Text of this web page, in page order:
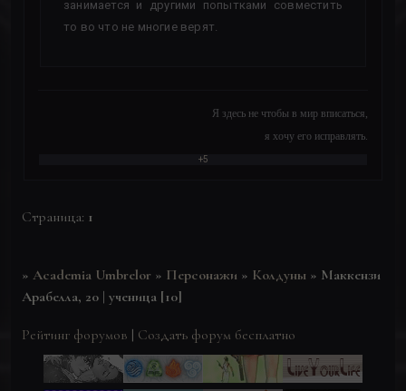
занимается и другими попытками совместить
то во что не многие верят.
Я здесь не чтобы в мир вписаться,
я хочу его исправлять.
+5
Страница: 1
» Academia Umbrelor » Персонажи » Колдуны » Маккензи
Арабелла, 20 | ученица [10]
Рейтинг форумов | Создать форум бесплатно